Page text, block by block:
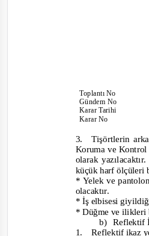
Toplantı No
Gündem No
Karar Tarihi
Karar No
3.Tişörtlerin arka
Koruma ve Kontrol
olarak
küçük harf ölçüleri
* Yelek ve
olacaktır.
* İş elbisesi
* Düğme ve ilikleri
b) Reflektif
1.Reflektif ikaz